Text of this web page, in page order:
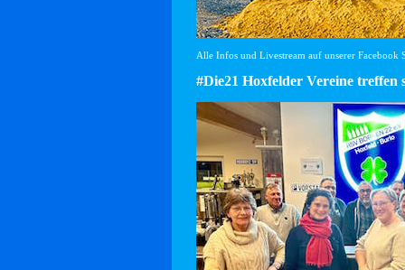
Alle Infos und Livestream auf unserer Facebook
#Die21 Hoxfelder Vereine treffen